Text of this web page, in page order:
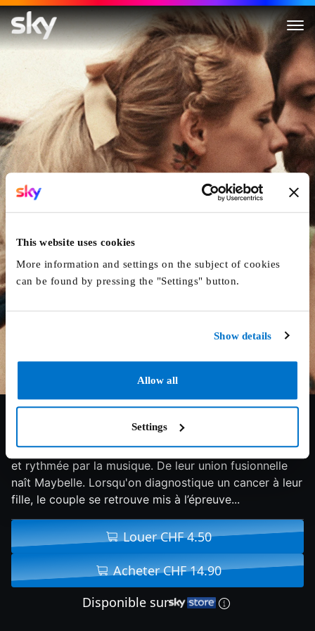
This website uses cookies
More information and settings on the subject of cookies
can be found by pressing the "Settings" button.
Show details
Allow all
Settings
Alabama Monroe
7.7/10 2012 110 min Drame
Didier et Élise vivent une histoire d'amour passionnée
et rythmée par la musique. De leur union fusionnelle
naît Maybelle. Lorsqu'on diagnostique un cancer à leur
fille, le couple se retrouve mis à l’épreuve...
Louer CHF 4.50
Acheter CHF 14.90
Disponible sur